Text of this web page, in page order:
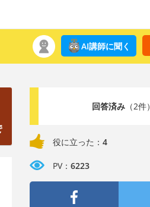
AI講師に聞く
回答済み（2件）
役に立った： 4
PV： 6223